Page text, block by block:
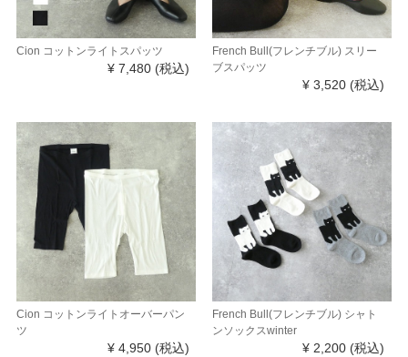
Cion コットンライトスパッツ
¥ 7,480 (税込)
French Bull(フレンチブル) スリー
ブスパッツ
¥ 3,520 (税込)
Cion コットンライトオーバーパン
ツ
¥ 4,950 (税込)
French Bull(フレンチブル) シャト
ンソックスwinter
¥ 2,200 (税込)